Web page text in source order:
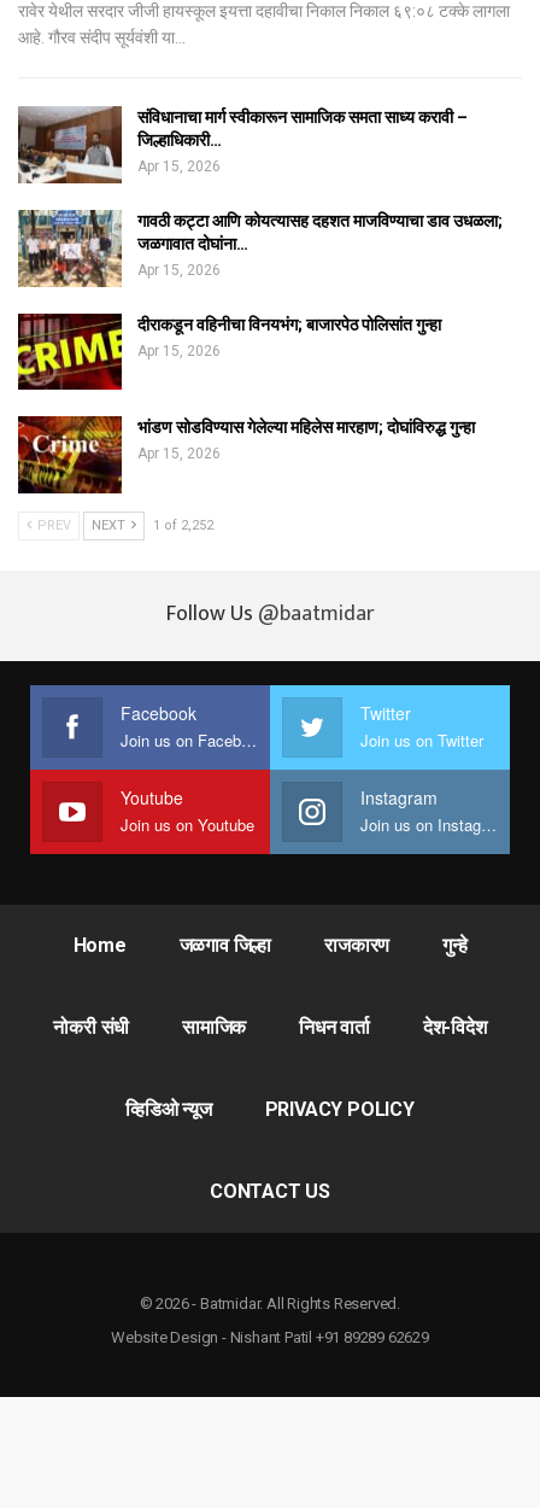
रावेर येथील सरदार जीजी हायस्कूल इयत्ता दहावीचा निकाल निकाल ६९:०८ टक्के लागला
आहे. गौरव संदीप सूर्यवंशी या…
संविधानाचा मार्ग स्वीकारून सामाजिक समता साध्य करावी –
जिल्हाधिकारी…
Apr 15, 2026
गावठी कट्टा आणि कोयत्यासह दहशत माजविण्याचा डाव उधळला;
जळगावात दोघांना…
Apr 15, 2026
दीराकडून वहिनीचा विनयभंग; बाजारपेठ पोलिसांत गुन्हा
Apr 15, 2026
भांडण सोडविण्यास गेलेल्या महिलेस मारहाण; दोघांविरुद्ध गुन्हा
Apr 15, 2026
PREV NEXT 1 of 2,252
Follow Us @baatmidar
Facebook
Join us on Facebook
Twitter
Join us on Twitter
Youtube
Join us on Youtube
Instagram
Join us on Instagram
Home जळगाव जिल्हा राजकारण गुन्हे
नोकरी संधी सामाजिक निधन वार्ता देश-विदेश
व्हिडिओ न्यूज PRIVACY POLICY
CONTACT US
© 2026 - Batmidar. All Rights Reserved.
Website Design - Nishant Patil +91 89289 62629